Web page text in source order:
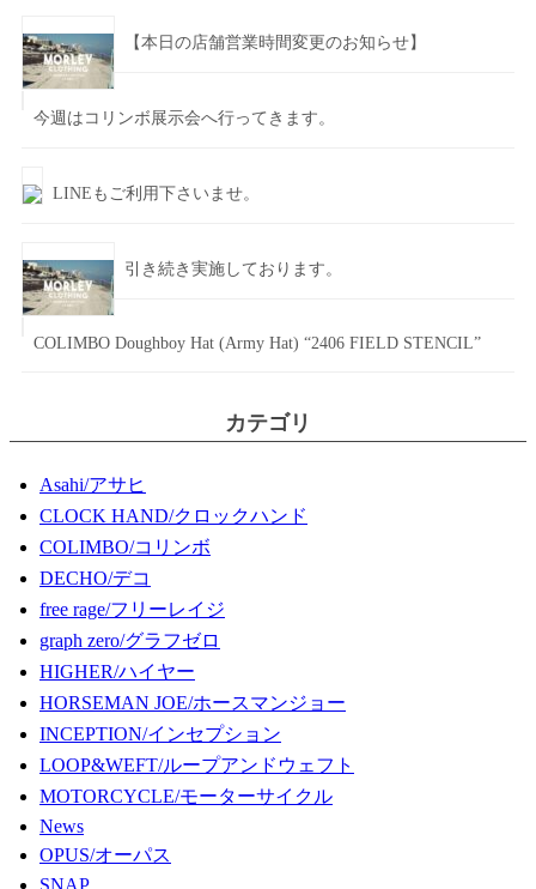
【本日の店舗営業時間変更のお知らせ】
今週はコリンボ展示会へ行ってきます。
LINEもご利用下さいませ。
引き続き実施しております。
COLIMBO Doughboy Hat (Army Hat) “2406 FIELD STENCIL”
カテゴリ
Asahi/アサヒ
CLOCK HAND/クロックハンド
COLIMBO/コリンボ
DECHO/デコ
free rage/フリーレイジ
graph zero/グラフゼロ
HIGHER/ハイヤー
HORSEMAN JOE/ホースマンジョー
INCEPTION/インセプション
LOOP&WEFT/ループアンドウェフト
MOTORCYCLE/モーターサイクル
News
OPUS/オーパス